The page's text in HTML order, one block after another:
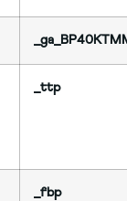
_ttp
_fbp